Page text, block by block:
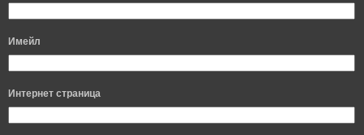
Имейл
Интернет страница